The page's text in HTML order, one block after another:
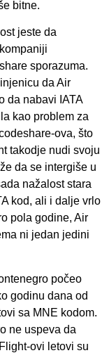
bitne.
jeste da
sporazuma.
da Air
da nabavi IATA
kao problem za
ova, što
takodje nudi svoju
da se intergiše u
nažalost stara
kod, ali i dalje vrlo
pola godine, Air
ni jedan jedini
počeo
godinu dana od
sa MNE kodom.
ne uspeva da
ovi letovi su